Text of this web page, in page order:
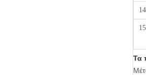
14
15
Τα